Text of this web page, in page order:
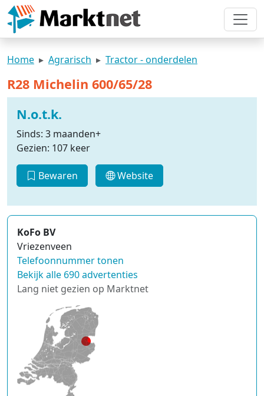
Home Agrarisch Tractor - onderdelen
R28 Michelin 600/65/28
N.o.t.k.
Sinds: 3 maanden+
Gezien: 107 keer
Bewaren Website
KoFo BV
Vriezenveen
Telefoonnummer tonen
Bekijk alle 690 advertenties
Lang niet gezien op Marktnet